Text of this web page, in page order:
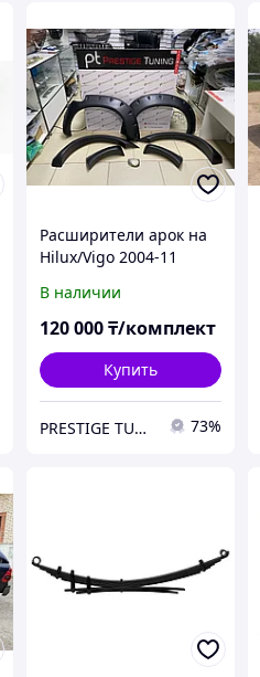
Расширители арок на
Hilux/Vigo 2004-11
В наличии
120 000 ₸/комплект
Купить
PRESTIGE TUNING 73%